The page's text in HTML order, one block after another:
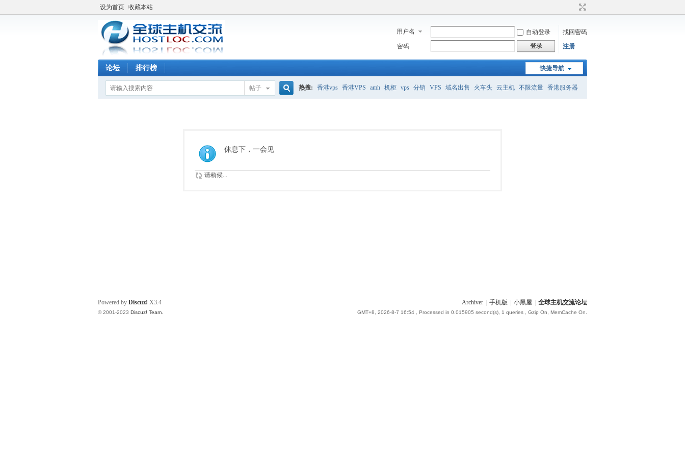
设为首页 收藏本站
用户名 自动登录
找回密码
密码
登录 注册
快捷导航
论坛 排行榜
帖子 热搜: 香港vps 香港VPS amh 机柜 vps 分销 VPS 域名出售 火车头 云主机 不限流量 香港服务器
休息下，一会见
请稍候...
Archiver 手机版 小黑屋 全球主机交流论坛
GMT+8, 2026-8-7 16:54 , Processed in 0.015905 second(s), 1 queries , Gzip On, MemCache On.
Powered by Discuz! X3.4
© 2001-2023 Discuz! Team